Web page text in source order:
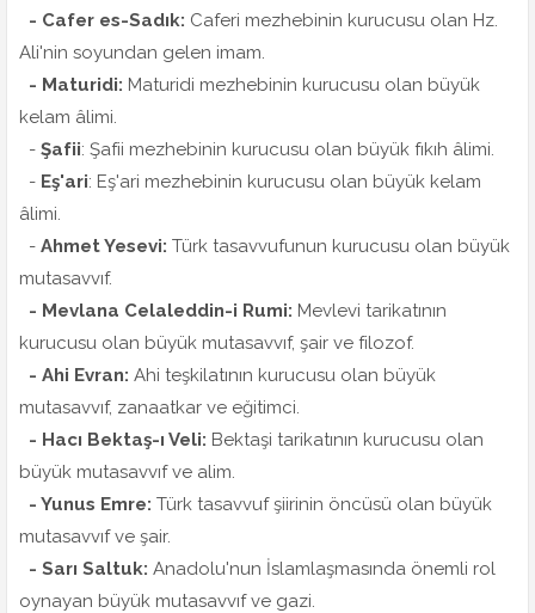
- Cafer es-Sadık: Caferi mezhebinin kurucusu olan Hz.
Ali'nin soyundan gelen imam.
- Maturidi: Maturidi mezhebinin kurucusu olan büyük
kelam âlimi.
- Şafii: Şafii mezhebinin kurucusu olan büyük fıkıh âlimi.
- Eş'ari: Eş'ari mezhebinin kurucusu olan büyük kelam
âlimi.
- Ahmet Yesevi: Türk tasavvufunun kurucusu olan büyük
mutasavvıf.
- Mevlana Celaleddin-i Rumi: Mevlevi tarikatının
kurucusu olan büyük mutasavvıf, şair ve filozof.
- Ahi Evran: Ahi teşkilatının kurucusu olan büyük
mutasavvıf, zanaatkar ve eğitimci.
- Hacı Bektaş-ı Veli: Bektaşi tarikatının kurucusu olan
büyük mutasavvıf ve alim.
- Yunus Emre: Türk tasavvuf şiirinin öncüsü olan büyük
mutasavvıf ve şair.
- Sarı Saltuk: Anadolu'nun İslamlaşmasında önemli rol
oynayan büyük mutasavvıf ve gazi.